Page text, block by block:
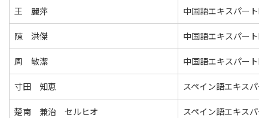
王 麗萍 中国語エキスパートⅡ
陳 洪傑 中国語エキスパートⅡ
周 敏潔 中国語エキスパートⅡ
寸田 知恵 スペイン語エキスパ
楚南 兼治 セルヒオ スペイン語エキスパ